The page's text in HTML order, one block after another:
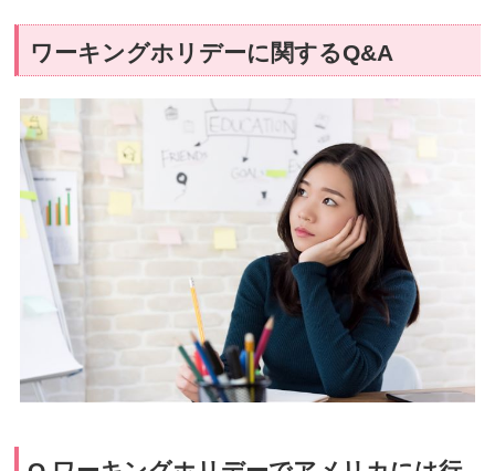
ワーキングホリデーに関するQ&A